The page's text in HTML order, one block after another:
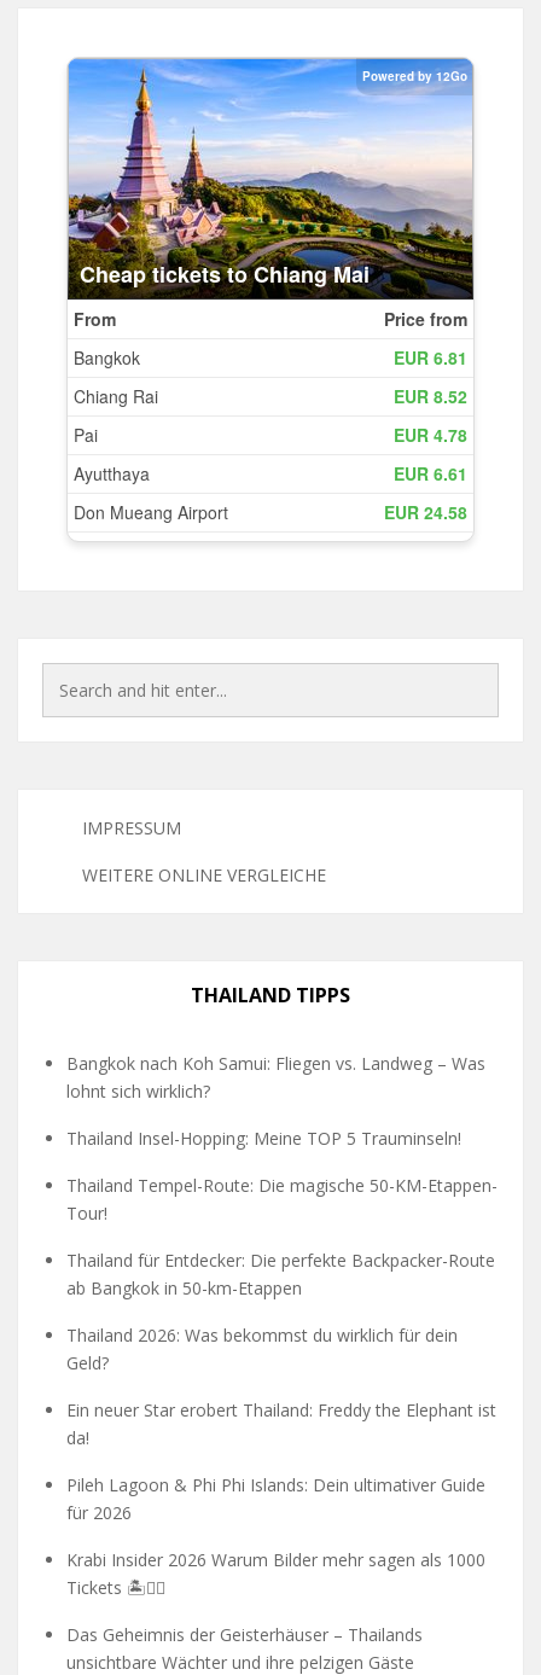
IMPRESSUM
WEITERE ONLINE VERGLEICHE
THAILAND TIPPS
Bangkok nach Koh Samui: Fliegen vs. Landweg – Was
lohnt sich wirklich?
Thailand Insel-Hopping: Meine TOP 5 Trauminseln!
Thailand Tempel-Route: Die magische 50-KM-Etappen-
Tour!
Thailand für Entdecker: Die perfekte Backpacker-Route
ab Bangkok in 50-km-Etappen
Thailand 2026: Was bekommst du wirklich für dein
Geld?
Ein neuer Star erobert Thailand: Freddy the Elephant ist
da!
Pileh Lagoon & Phi Phi Islands: Dein ultimativer Guide
für 2026
Krabi Insider 2026 Warum Bilder mehr sagen als 1000
Tickets 🏝️🧗‍♂️
Das Geheimnis der Geisterhäuser – Thailands
unsichtbare Wächter und ihre pelzigen Gäste